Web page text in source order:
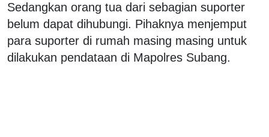
Sedangkan orang tua dari sebagian suporter
belum dapat dihubungi. Pihaknya menjemput
para suporter di rumah masing masing untuk
dilakukan pendataan di Mapolres Subang.